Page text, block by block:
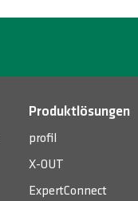
Produktlösungen
profil
X-OUT
ExpertConnect